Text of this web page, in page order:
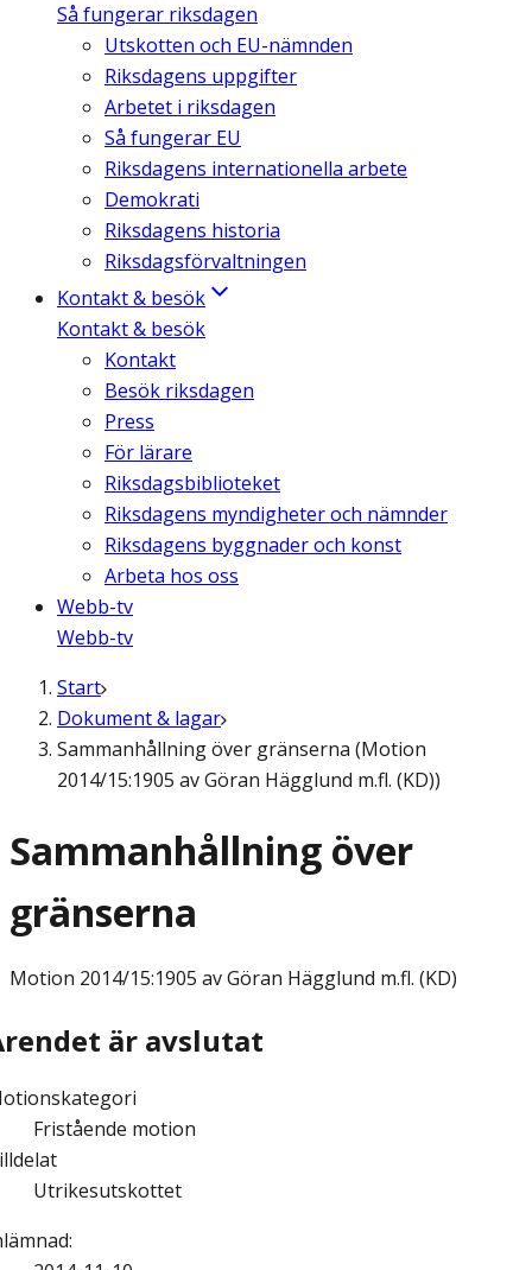
Så fungerar riksdagen
Utskotten och EU-nämnden
Riksdagens uppgifter
Arbetet i riksdagen
Så fungerar EU
Riksdagens internationella arbete
Demokrati
Riksdagens historia
Riksdagsförvaltningen
Kontakt & besök
Kontakt & besök
Kontakt
Besök riksdagen
Press
För lärare
Riksdagsbiblioteket
Riksdagens myndigheter och nämnder
Riksdagens byggnader och konst
Arbeta hos oss
Webb-tv
Webb-tv
Start
Dokument & lagar
Sammanhållning över gränserna (Motion
2014/15:1905 av Göran Hägglund m.fl. (KD))
Sammanhållning över
gränserna
Motion 2014/15:1905 av Göran Hägglund m.fl. (KD)
är avslutat
Fristående motion
Utrikesutskottet
: